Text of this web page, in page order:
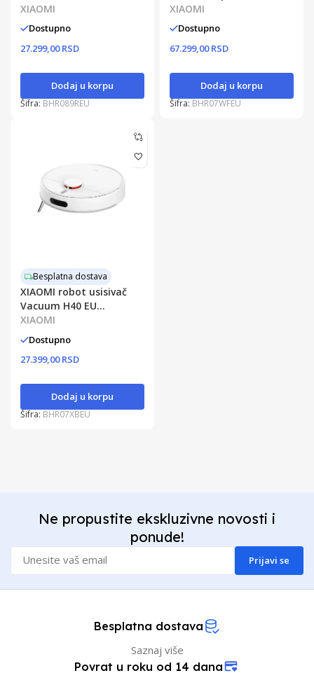
BHR089REU
XIAOMI
Dostupno
27.299,00 RSD
Dodaj u korpu
Šifra: BHR089REU
BHR07WFEU
XIAOMI
Dostupno
67.299,00 RSD
Dodaj u korpu
Šifra: BHR07WFEU
Besplatna dostava
XIAOMI robot usisivač
Vacuum H40 EU
BHR07XBEU
XIAOMI
Dostupno
27.399,00 RSD
Dodaj u korpu
Šifra: BHR07XBEU
Ne propustite ekskluzivne novosti i
ponude!
Prijavi se
Besplatna dostava
Saznaj više
Povrat u roku od 14 dana